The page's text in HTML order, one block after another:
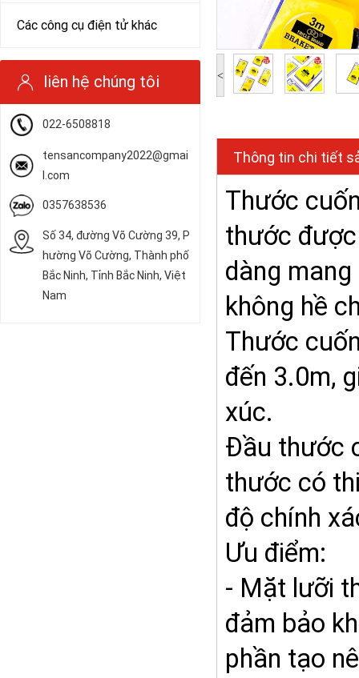
Các công cụ điện tử khác
liên hệ chúng tôi
022-6508818
tensancompany2022@gmai
l.com
0357638536
Số 34, đường Võ Cường 39, P
hường Võ Cường, Thành phố
Bắc Ninh, Tỉnh Bắc Ninh, Việt
Nam
<
Thông tin chi tiết
Thước
thước được
dàng
không hề
Thước
đến 3.0m,
xúc.
Đầu thước
thước có
độ chính
Ưu điểm:
- Mặt lưỡi
đảm bảo
phần tạo